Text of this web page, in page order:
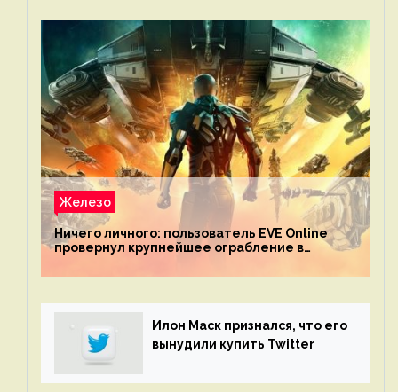
Железо
Ничего личного: пользователь EVE Online
провернул крупнейшее ограбление в
механике
Илон Маск признался, что его
вынудили купить Twitter